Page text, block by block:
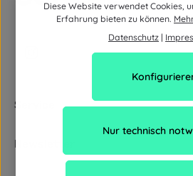
Service
Newsletter
Diese Website verwendet Cookies,
Erfahrung bieten zu können.
Datenschutz |
Nur technisch